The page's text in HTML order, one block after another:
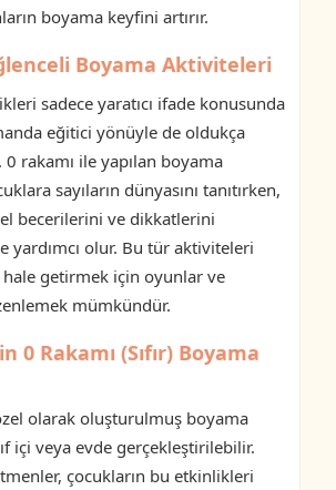
boyama keyfini artırır.
Boyama Aktiviteleri
sadece yaratıcı ifade konusunda
eğitici yönüyle de oldukça
rakamı ile yapılan boyama
sayıların dünyasını tanıtırken,
becerilerini ve dikkatlerini
yardımcı olur. Bu tür aktiviteleri
hale getirmek için oyunlar ve
mümkündür.
0 Rakamı (Sıfır) Boyama
olarak oluşturulmuş boyama
içi veya evde gerçekleştirilebilir.
çocukların bu etkinlikleri